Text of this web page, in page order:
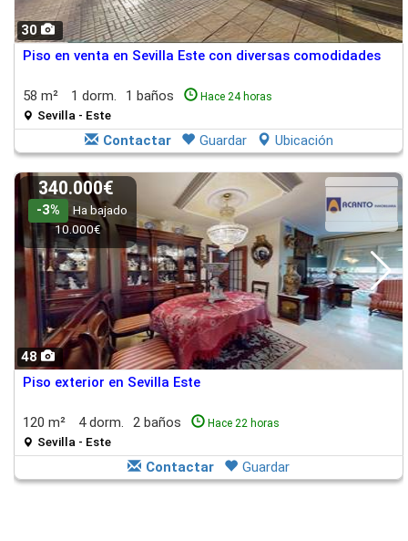
30
Piso en venta en Sevilla Este con diversas comodidades
58 m² 1 dorm. 1 baños Hace 24 horas
Sevilla - Este
Contactar Guardar Ubicación
48
340.000€
-3%
Ha bajado
10.000€
Piso exterior en Sevilla Este
120 m² 4 dorm. 2 baños Hace 22 horas
Sevilla - Este
Contactar Guardar